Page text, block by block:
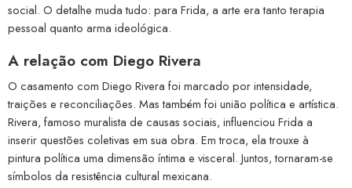
social. O detalhe muda tudo: para Frida, a arte era tanto terapia
pessoal quanto arma ideológica.
A relação com Diego Rivera
O casamento com Diego Rivera foi marcado por intensidade,
traições e reconciliações. Mas também foi união política e artística.
Rivera, famoso muralista de causas sociais, influenciou Frida a
inserir questões coletivas em sua obra. Em troca, ela trouxe à
pintura política uma dimensão íntima e visceral. Juntos, tornaram-se
símbolos da resistência cultural mexicana.